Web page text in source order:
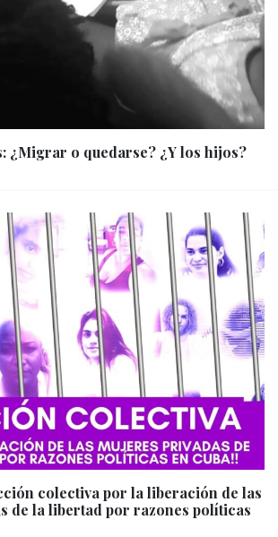
¿Migrar o quedarse? ¿Y los hijos?
colectiva por la liberación de las
de la libertad por razones políticas